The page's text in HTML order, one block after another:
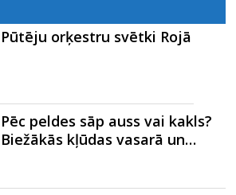
Pūtēju orķestru svētki Rojā
Pēc peldes sāp auss vai kakls?
Biežākās kļūdas vasarā un…